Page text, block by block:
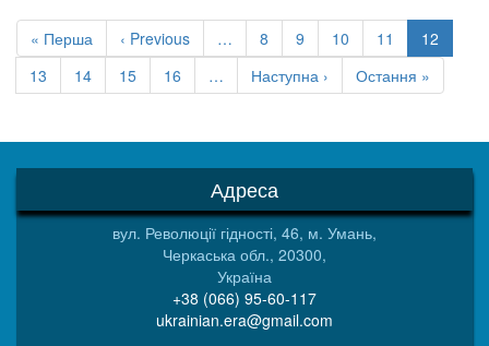
Розбивка
на
сторінки
Перша
сторінка
« Перша
Попередня
сторінка
‹ Previous … Сторінка
8 Сторінка
9 Сторінка
10 Сторінка
11
Поточна
сторінка
12
Сторінка
13 Сторінка
14 Сторінка
15 Сторінка
16 …
Наступна
сторінка
Наступна ›
Остання
сторінка
Остання »
Адреса
вул. Революції гідності, 46, м. Умань,
Черкаська обл., 20300,
Україна
+38 (066) 95-60-117
ukrainian.era@gmail.com